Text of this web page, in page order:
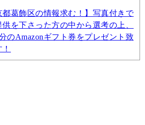
都葛飾区の情報求む！】写真付きで
供を下さった方の中から選考の上、
のAmazonギフト券をプレゼント致